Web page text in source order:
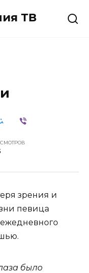
ТВ
зрения и
певица
было